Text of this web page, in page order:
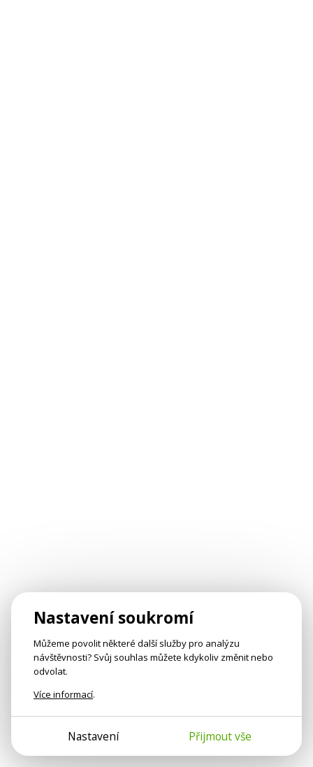
Nastavení soukromí
Můžeme povolit některé další služby pro analýzu
návštěvnosti? Svůj souhlas můžete kdykoliv změnit nebo
odvolat.
Více informací.
Nastavení Přijmout vše